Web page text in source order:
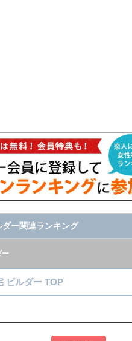
ー関連ランキング
ー
ビルダー TOP